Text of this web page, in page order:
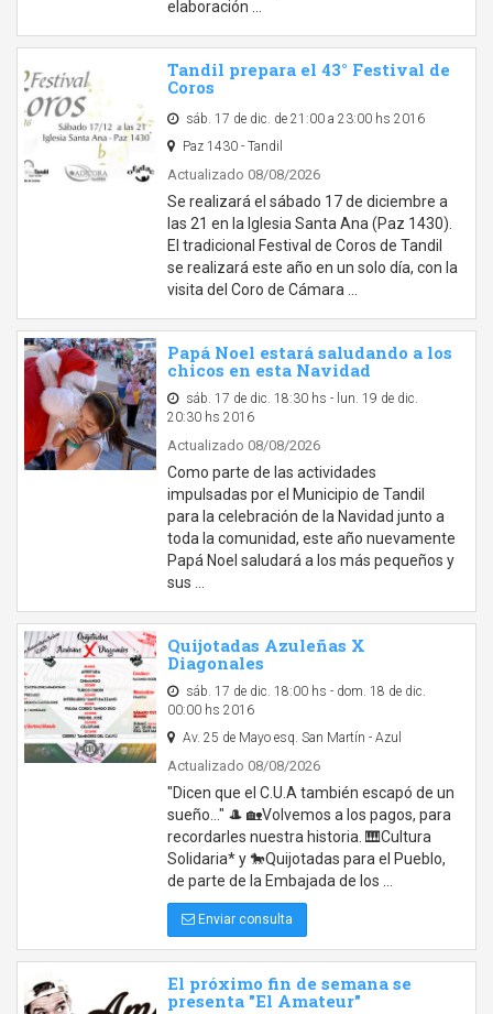
elaboración …
Tandil prepara el 43° Festival de
Coros
sáb. 17 de dic. de 21:00 a 23:00 hs 2016
Paz 1430 - Tandil
Actualizado 08/08/2026
Se realizará el sábado 17 de diciembre a
las 21 en la Iglesia Santa Ana (Paz 1430).
El tradicional Festival de Coros de Tandil
se realizará este año en un solo día, con la
visita del Coro de Cámara …
Papá Noel estará saludando a los
chicos en esta Navidad
sáb. 17 de dic. 18:30 hs - lun. 19 de dic.
20:30 hs 2016
Actualizado 08/08/2026
Como parte de las actividades
impulsadas por el Municipio de Tandil
para la celebración de la Navidad junto a
toda la comunidad, este año nuevamente
Papá Noel saludará a los más pequeños y
sus …
Quijotadas Azuleñas X
Diagonales
sáb. 17 de dic. 18:00 hs - dom. 18 de dic.
00:00 hs 2016
Av. 25 de Mayo esq. San Martín - Azul
Actualizado 08/08/2026
"Dicen que el C.U.A también escapó de un
sueño..." 🎩 🏡Volvemos a los pagos, para
recordarles nuestra historia. 🎹Cultura
Solidaria* y 🐎Quijotadas para el Pueblo,
de parte de la Embajada de los …
Enviar consulta
El próximo fin de semana se
presenta "El Amateur"